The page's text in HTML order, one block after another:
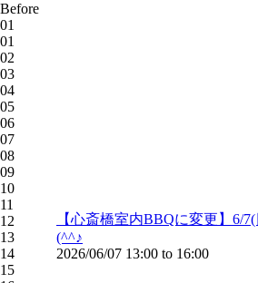
Before
01
01
02
03
04
05
06
07
08
09
10
11
12
13
14
15
【心斎橋室内BBQに変更】
(^^♪
2026/06/07 13:00 to 16:00